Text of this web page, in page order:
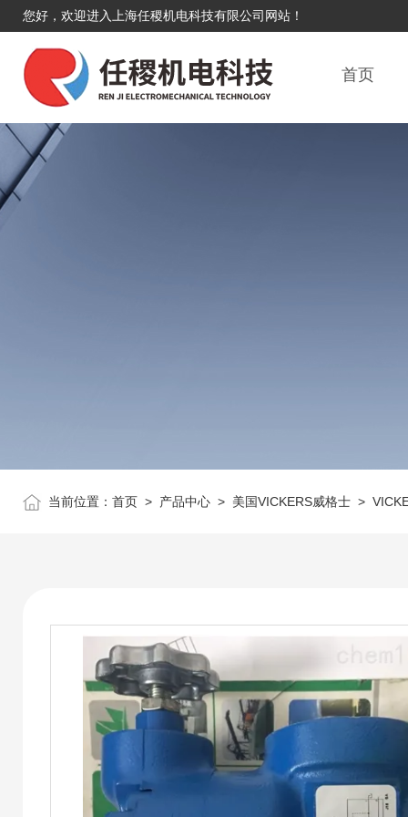
您好，欢迎进入上海任稷机电科技有限公司网站！
首页
当前位置： 首页 > 产品中心 > 美国VICKERS威格士 >